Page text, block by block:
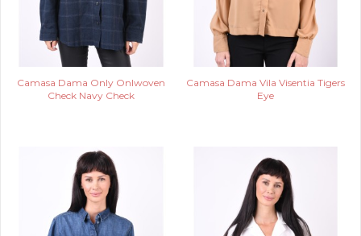
Camasa Dama Only Onlwoven
Check Navy Check
Camasa Dama Vila Visentia Tigers
Eye